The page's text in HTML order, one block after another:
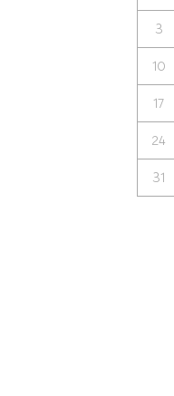
3
10
17
24
31